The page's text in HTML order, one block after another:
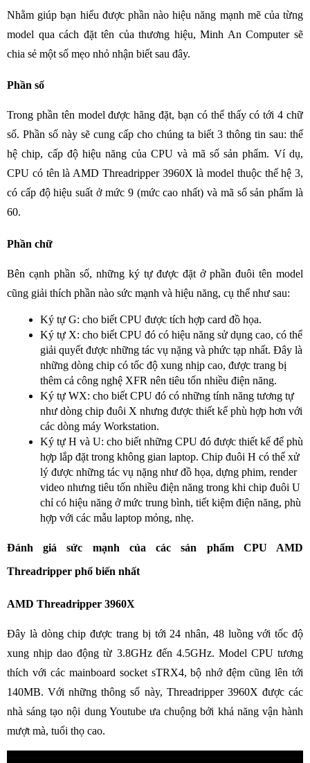
Nhằm giúp bạn hiểu được phần nào hiệu năng mạnh mẽ của từng
model qua cách đặt tên của thương hiệu, Minh An Computer sẽ
chia sẻ một số mẹo nhỏ nhận biết sau đây.
Phần số
Trong phần tên model được hãng đặt, bạn có thể thấy có tới 4 chữ
số. Phần số này sẽ cung cấp cho chúng ta biết 3 thông tin sau: thế
hệ chip, cấp độ hiệu năng của CPU và mã số sản phẩm. Ví dụ,
CPU có tên là AMD Threadripper 3960X là model thuộc thế hệ 3,
có cấp độ hiệu suất ở mức 9 (mức cao nhất) và mã số sản phẩm là
60.
Phần chữ
Bên cạnh phần số, những ký tự được đặt ở phần đuôi tên model
cũng giải thích phần nào sức mạnh và hiệu năng, cụ thể như sau:
Ký tự G: cho biết CPU được tích hợp card đồ họa.
Ký tự X: cho biết CPU đó có hiệu năng sử dụng cao, có thể
giải quyết được những tác vụ nặng và phức tạp nhất. Đây là
những dòng chip có tốc độ xung nhịp cao, được trang bị
thêm cả công nghệ XFR nên tiêu tốn nhiều điện năng.
Ký tự WX: cho biết CPU đó có những tính năng tương tự
như dòng chip đuôi X nhưng được thiết kế phù hợp hơn với
các dòng máy Workstation.
Ký tự H và U: cho biết những CPU đó được thiết kế để phù
hợp lắp đặt trong không gian laptop. Chip đuôi H có thể xử
lý được những tác vụ nặng như đồ họa, dựng phim, render
video nhưng tiêu tốn nhiều điện năng trong khi chip đuôi U
chỉ có hiệu năng ở mức trung bình, tiết kiệm điện năng, phù
hợp với các mẫu laptop mỏng, nhẹ.
Đánh giá sức mạnh của các sản phẩm CPU AMD
Threadripper phổ biến nhất
AMD Threadripper 3960X
Đây là dòng chip được trang bị tới 24 nhân, 48 luồng với tốc độ
xung nhịp dao động từ 3.8GHz đến 4.5GHz. Model CPU tương
thích với các mainboard socket sTRX4, bộ nhớ đệm cũng lên tới
140MB. Với những thông số này, Threadripper 3960X được các
nhà sáng tạo nội dung Youtube ưa chuộng bởi khả năng vận hành
mượt mà, tuổi thọ cao.